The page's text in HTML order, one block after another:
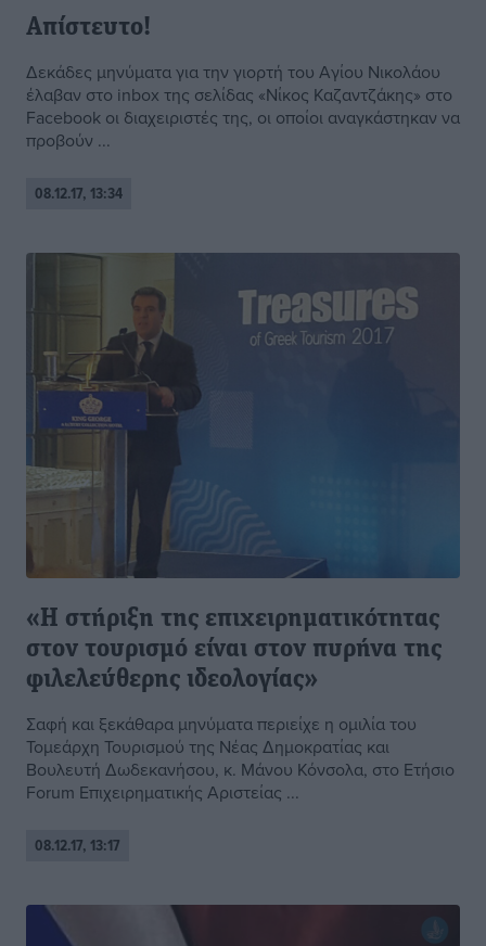
Απίστευτο!
Δεκάδες μηνύματα για την γιορτή του Αγίου Νικολάου
έλαβαν στο inbox της σελίδας «Νίκος Καζαντζάκης» στο
Facebook οι διαχειριστές της, οι οποίοι αναγκάστηκαν να
προβούν ...
08.12.17, 13:34
«Η στήριξη της επιχειρηματικότητας
στον τουρισμό είναι στον πυρήνα της
φιλελεύθερης ιδεολογίας»
Σαφή και ξεκάθαρα μηνύματα περιείχε η ομιλία του
Τομεάρχη Τουρισμού της Νέας Δημοκρατίας και
Βουλευτή Δωδεκανήσου, κ. Μάνου Κόνσολα, στο Ετήσιο
Forum Επιχειρηματικής Αριστείας ...
08.12.17, 13:17